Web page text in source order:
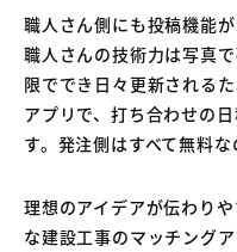
職人さん側にも投稿機能
職人さんの技術力は写真
限ででき日々更新される
アプリで、打ち合わせの
す。発注側はすべて無料
理想のアイデアが伝わり
な建設工事のマッチング